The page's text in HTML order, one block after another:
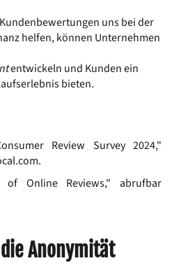
uns bei der
helfen, können Unternehmen
entwickeln und Kunden ein
bieten.
Review Survey 2024,"
of Online Reviews," abrufbar
Anonymität